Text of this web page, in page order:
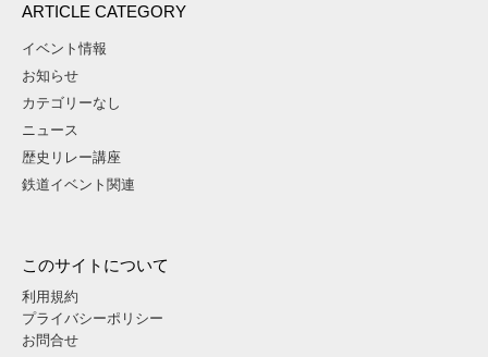
ARTICLE CATEGORY
イベント情報
お知らせ
カテゴリーなし
ニュース
歴史リレー講座
鉄道イベント関連
このサイトについて
利用規約
プライバシーポリシー
お問合せ